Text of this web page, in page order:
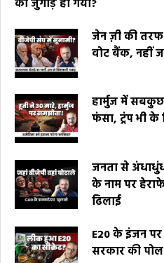
का जुगाड़ हो गया?
जेन ज़ी की
वोट बैंक, नहीं
हार्मुज में
फंसा, ट्रंप भी
जनता से
के नाम पर
ढिलाई
E20 के इंजन
सरकार की